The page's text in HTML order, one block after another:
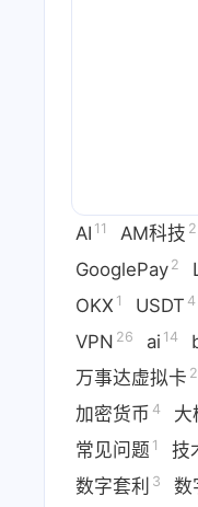
AI 11 AM科技 2
GooglePay 2
OKX 1 USDT 4
VPN 26 ai 14
万事达虚拟卡 2
加密货币 4 大
常见问题 1 技
数字套利 3 数